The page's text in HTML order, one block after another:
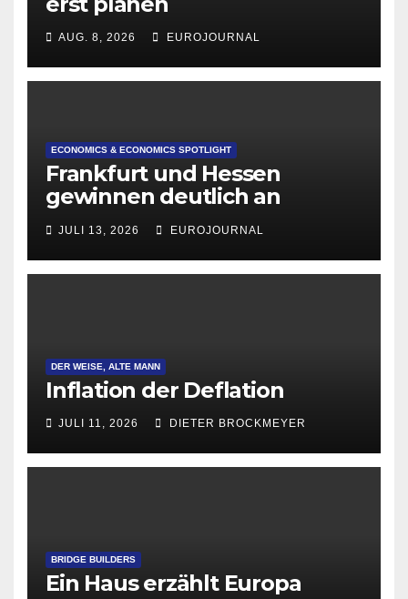
AUG. 8, 2026 EUROJOURNAL
ECONOMICS & ECONOMICS SPOTLIGHT
Frankfurt und Hessen
gewinnen deutlich an
Attraktivität für Startup-
Gründungen
JULI 13, 2026 EUROJOURNAL
DER WEISE, ALTE MANN
Inflation der Deflation
JULI 11, 2026 DIETER BROCKMEYER
BRIDGE BUILDERS
Ein Haus erzählt Europa